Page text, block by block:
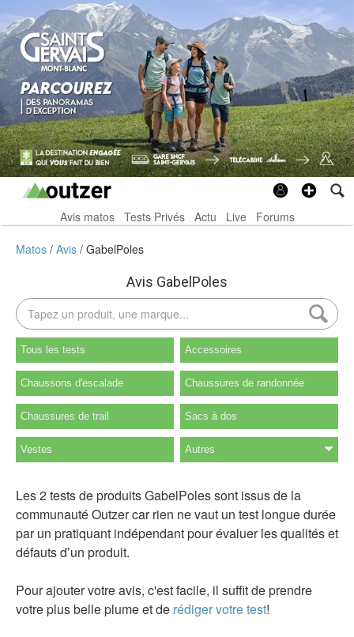
Avis matos Tests Privés Actu Live Forums
Matos Avis GabelPoles
Avis GabelPoles
Tous les tests Accessoires
Chaussons d'escalade Chaussures de randonnée
Chaussures de trail Sacs à dos
Vestes Autres
Les 2 tests de produits GabelPoles sont issus de la
communauté Outzer car rien ne vaut un test longue durée
par un pratiquant indépendant pour évaluer les qualités et
défauts d’un produit.
Pour ajouter votre avis, c'est facile, il suffit de prendre
votre plus belle plume et de rédiger votre test!